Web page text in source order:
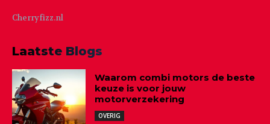
Cherryfizz.nl
Laatste Blogs
Waarom combi motors de beste
keuze is voor jouw
motorverzekering
OVERIG